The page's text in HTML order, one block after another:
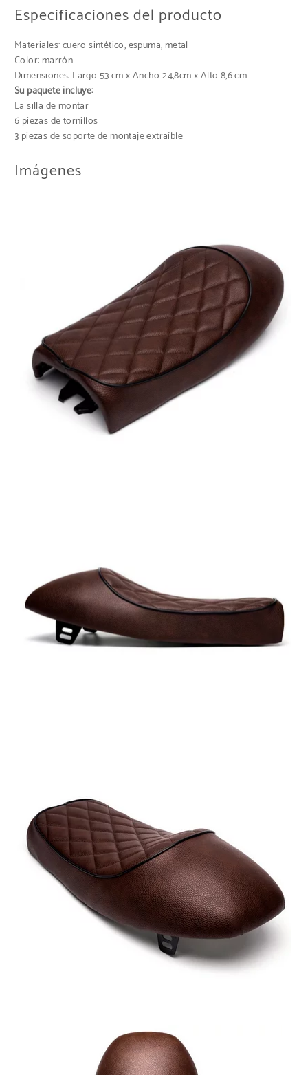
Especificaciones del producto
Materiales: cuero sintético, espuma, metal
Color: marrón
Dimensiones: Largo 53 cm x Ancho 24,8cm x Alto 8,6 cm
Su paquete incluye:
La silla de montar
6 piezas de tornillos
3 piezas de soporte de montaje extraíble
Imágenes